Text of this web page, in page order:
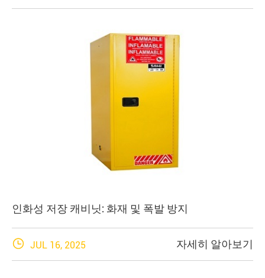
인화성 저장 캐비닛: 화재 및 폭발 방지
 JUL 16, 2025 자세히 알아보기